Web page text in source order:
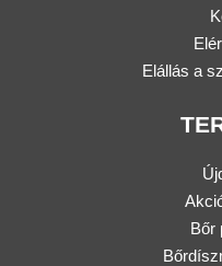
Elállás a
Bőr